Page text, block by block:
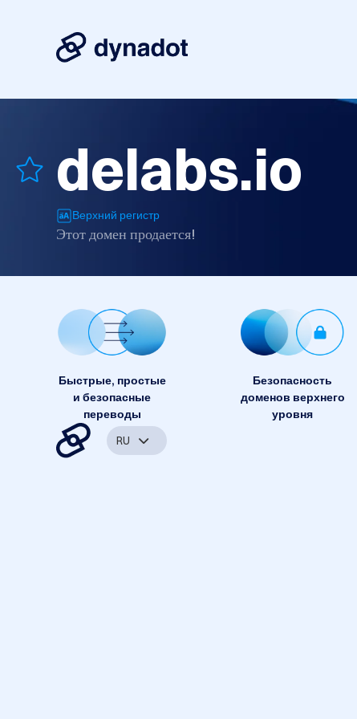
delabs.io
Верхний регистр
Этот домен продается!
Быстрые, простые
и безопасные
переводы
Безопасность
доменов верхнего
уровня
RU